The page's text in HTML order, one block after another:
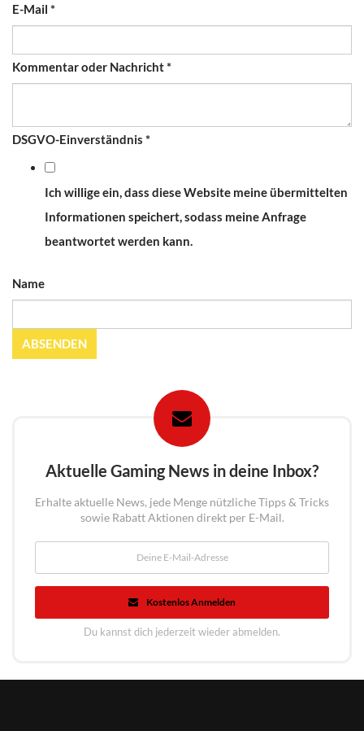
E-Mail *
Kommentar oder Nachricht*
DSGVO-Einverständnis *
Ich willige ein, dass diese Website meine übermittelten
Informationen speichert, sodass meine Anfrage
beantwortet werden kann.
Name
ABSENDEN
Aktuelle Gaming News in deine Inbox?
Erhalte aktuelle News, jede Menge nützliche Tipps & Tricks
sowie Rabatt Aktionen direkt per E-Mail.
Kostenlos Anmelden
Du kannst dich jederzeit wieder abmelden.